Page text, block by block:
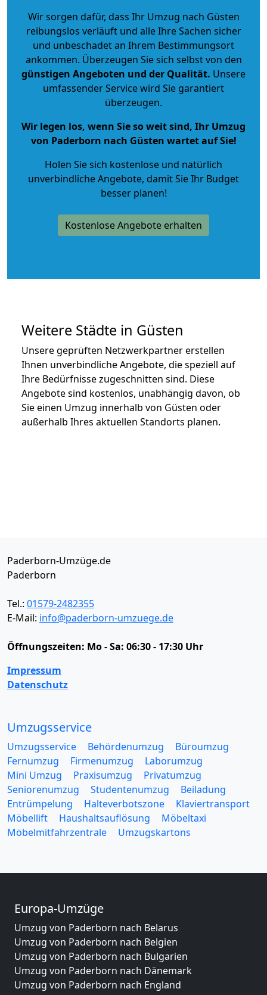
Wir sorgen dafür, dass Ihr Umzug nach Güsten
reibungslos verläuft und alle Ihre Sachen sicher
und unbeschadet an Ihrem Bestimmungsort
ankommen. Überzeugen Sie sich selbst von den
günstigen Angeboten und der Qualität. Unsere
umfassender Service wird Sie garantiert
überzeugen.
Wir legen los, wenn Sie so weit sind, Ihr Umzug
von Paderborn nach Güsten wartet auf Sie!
Holen Sie sich kostenlose und natürlich
unverbindliche Angebote, damit Sie Ihr Budget
besser planen!
Kostenlose Angebote erhalten
Weitere Städte in Güsten
Unsere geprüften Netzwerkpartner erstellen
Ihnen unverbindliche Angebote, die speziell auf
Ihre Bedürfnisse zugeschnitten sind. Diese
Angebote sind kostenlos, unabhängig davon, ob
Sie einen Umzug innerhalb von Güsten oder
außerhalb Ihres aktuellen Standorts planen.
Paderborn-Umzüge.de
Paderborn
Tel.: 01579-2482355
E-Mail: info@paderborn-umzuege.de
Öffnungszeiten: Mo - Sa: 06:30 - 17:30 Uhr
Impressum
Datenschutz
Umzugsservice
Umzugsservice Behördenumzug
Büroumzug
Fernumzug
Firmenumzug
Laborumzug
Mini Umzug
Praxisumzug
Privatumzug
Seniorenumzug
Studentenumzug
Beiladung
Entrümpelung
Halteverbotszone
Klaviertransport
Möbellift
Haushaltsauflösung
Möbeltaxi
Möbelmitfahrzentrale
Umzugskartons
Europa-Umzüge
Umzug von Paderborn nach Belarus
Umzug von Paderborn nach Belgien
Umzug von Paderborn nach Bulgarien
Umzug von Paderborn nach Dänemark
Umzug von Paderborn nach England